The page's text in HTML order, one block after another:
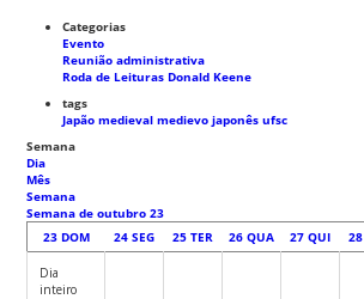
Categorias
Evento
Reunião administrativa
Roda de Leituras Donald Keene
tags
Japão medievalmedievo japonêsufsc
Semana
Dia
Mês
Semana
Semana de outubro 23
23 DOM 24 SEG 25 TER 26 QUA 27 QUI 28
Dia
inteiro